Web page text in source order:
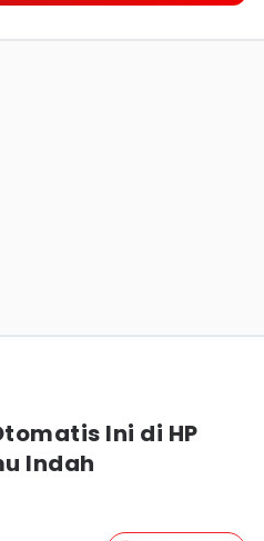
Ini di HP
Indah